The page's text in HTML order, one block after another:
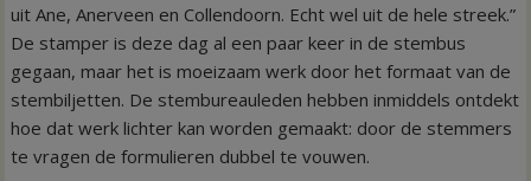
uit Ane, Anerveen en Collendoorn. Echt wel uit de hele streek.”
De stamper is deze dag al een paar keer in de stembus
gegaan, maar het is moeizaam werk door het formaat van de
stembiljetten. De stembureauleden hebben inmiddels ontdekt
hoe dat werk lichter kan worden gemaakt: door de stemmers
te vragen de formulieren dubbel te vouwen.